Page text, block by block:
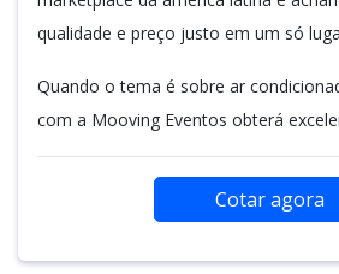
qualidade e preço justo em um só
Quando o tema é sobre ar
com a Mooving Eventos obterá
Cotar agora